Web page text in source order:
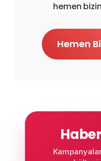
hemen
Hemen